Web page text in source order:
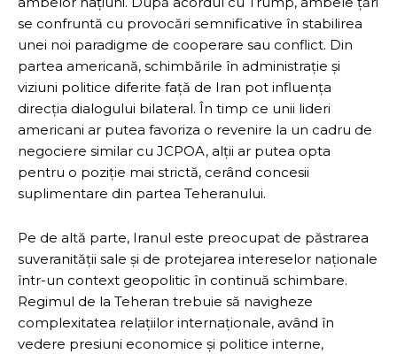
se confruntă cu provocări semnificative în stabilirea
unei noi paradigme de cooperare sau conflict. Din
partea americană, schimbările în administrație și
viziuni politice diferite față de Iran pot influența
direcția dialogului bilateral. În timp ce unii lideri
americani ar putea favoriza o revenire la un cadru de
negociere similar cu JCPOA, alții ar putea opta
pentru o poziție mai strictă, cerând concesii
suplimentare din partea Teheranului.
Pe de altă parte, Iranul este preocupat de păstrarea
suveranității sale și de protejarea intereselor naționale
într-un context geopolitic în continuă schimbare.
Regimul de la Teheran trebuie să navigheze
complexitatea relațiilor internaționale, având în
vedere presiuni economice și politice interne,